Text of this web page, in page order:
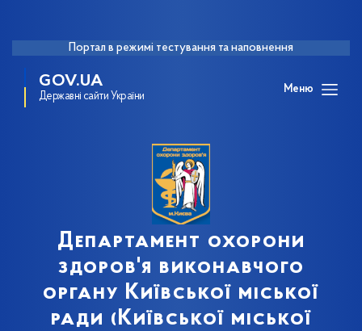
Портал в режимі тестування та наповнення
GOV.UA
Державні сайти України
Меню
Департамент охорони
здоров'я виконавчого
органу Київської міської
ради (Київської міської